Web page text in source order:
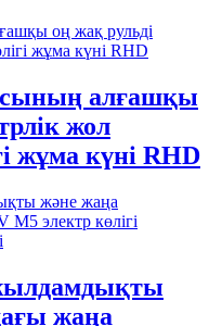
алғашқы
жол
жұма күні RHD
жаңа